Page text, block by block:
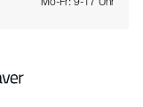
Mo-Fr: 9-17 Uhr